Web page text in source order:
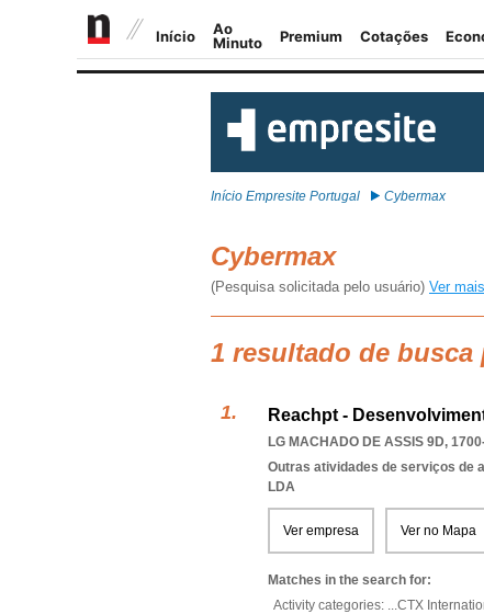
Início Empresite Portugal Cybermax
Cybermax
(Pesquisa solicitada pelo usuário) Ver
1 resultado de busca
Reachpt -
LG MACHADO DE ASSIS 9D,
Outras atividades de serviços de
LDA
Ver empresa Ver no Mapa
Matches in the search for:
Activity categories: ...CTX